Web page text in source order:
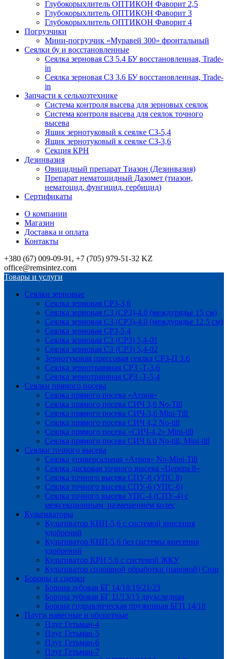
Глубокорыхлитель ОПТИКОН Фаворит 2,5
Глубокорыхлитель ОПТИКОН Фаворит 3
Глубокорыхлитель ОПТИКОН Фаворит 4
Погрузчики
Мини-погрузчик «Муравей 300» фронтальный
Сеялки бу и восстановленные
Сеялка зерновая СЗ 5.4 БУ восстановленная, Trade-
in
Сеялка зерновая СЗ 3.6 БУ восстановленная, Trade-
in
Запчасти к сельхозтехнике
Система контроля высева для зерновых сеялок
Система контроля высева для сеялок точного
высева
Ящик зернотуковый к сеялке СЗ-5,4
Ящик зернотуковый к сеялке СЗ-3,6
Секция КРН
Дезинвазия
Овицидный препарат Тиазон (Дезинвазия)
Препарат нематоцидный Дазомет (тиазон,
нематоцид, фунгицид, гербицид)
Сертификаты
О компании
Магазин
Доставка и оплата
Контакты
+380 (67) 009-09-91, +7 (705) 979-51-32 KZ
office@remsintez.com
Товары и услуги
Сеялки зерновые
Сеялка зерновая СРЗ-3,6
Сеялка зерновая СЗ (СРЗ)-4.0 (междурядье 15 см)
Сеялка зерновая СЗ (СРЗ)-4.0 (междурядье 12,5 см)
Сеялка зерновая СРЗ-5,4
Сеялка зерновая СЗ (СРЗ) 5,4-01
Сеялка зерновая СЗ (СРЗ) 5,4-02
Зернотуковая прессовая сеялка СРЗ-П 3.6
Сеялка зернотравяная СРЗ -Т-3,6
Сеялка зернотравяная СРЗ -Т-5,4
Сеялки прямого посева
Сеялка прямого посева «Атрия»
Сеялка прямого посева СИЧ 3,6 No-Till
Сеялка прямого посева СИЧ-3,6 Mini-Till
Сеялка прямого посева СИЧ 4,2 No-till
Сеялка прямого посева «СИЧ-4,2» Mini-till
Сеялка прямого посева СИЧ 6.0 No-till, Mini-till
Сеялки точного высева
Сеялка универсальная «Атрия» No-Mini-Till
Сеялка дисковая точного высева «Церера 8»
Сеялка точного высева СПУ-8 (УПС 8)
Сеялка точного высева СПУ-6 (УПС-6)
Сеялка точного высева УПС-4 (СПУ-4) с
межсекционным размещением колес
Культиваторы
Культиватор КНП-5,6 с системой внесения
удобрений
Культиватор КНП-5,6 без системы внесения
удобрений
Культиватор КРН 5.6 с системой ЖКУ
Культиватор сплошной обработки (паровой) Crop
Бороны и сцепки
Борона зубовая БГ 14/18/19/21/23
Борона зубовая БГ 11/13/15 двухследная
Борона гидравлическая пружинная БГП 14/18
Плуги навесные и оборотные
Плуг Гетьман-4
Плуг Гетьман-5
Плуг Гетьман-6
Плуг Гетьман-7